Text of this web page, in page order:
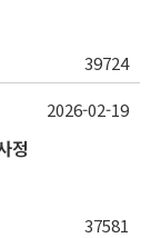
39724
정
37581
2026-02-19